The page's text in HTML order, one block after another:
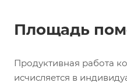
Площадь
Продуктивная работа
исчисляется в